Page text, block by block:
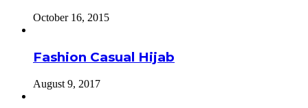
October 16, 2015
Fashion Casual Hijab
August 9, 2017